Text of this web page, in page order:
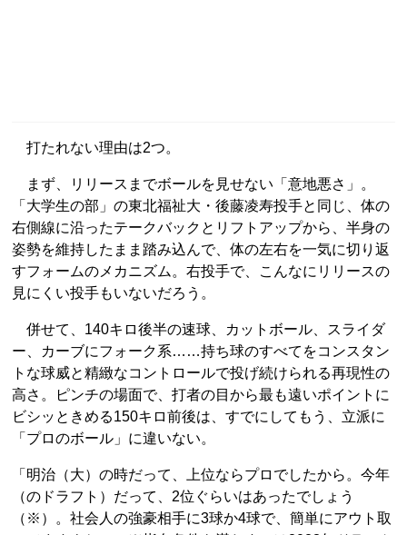
打たれない理由は2つ。
まず、リリースまでボールを見せない「意地悪さ」。
「大学生の部」の東北福祉大・後藤凌寿投手と同じ、体の
右側線に沿ったテークバックとリフトアップから、半身の
姿勢を維持したまま踏み込んで、体の左右を一気に切り返
すフォームのメカニズム。右投手で、こんなにリリースの
見にくい投手もいないだろう。
併せて、140キロ後半の速球、カットボール、スライダ
ー、カーブにフォーク系……持ち球のすべてをコンスタン
トな球威と精緻なコントロールで投げ続けられる再現性の
高さ。ピンチの場面で、打者の目から最も遠いポイントに
ビシッときめる150キロ前後は、すでにしてもう、立派に
「プロのボール」に違いない。
「明治（大）の時だって、上位ならプロでしたから。今年
（のドラフト）だって、2位ぐらいはあったでしょう
（※）。社会人の強豪相手に3球か4球で、簡単にアウト取